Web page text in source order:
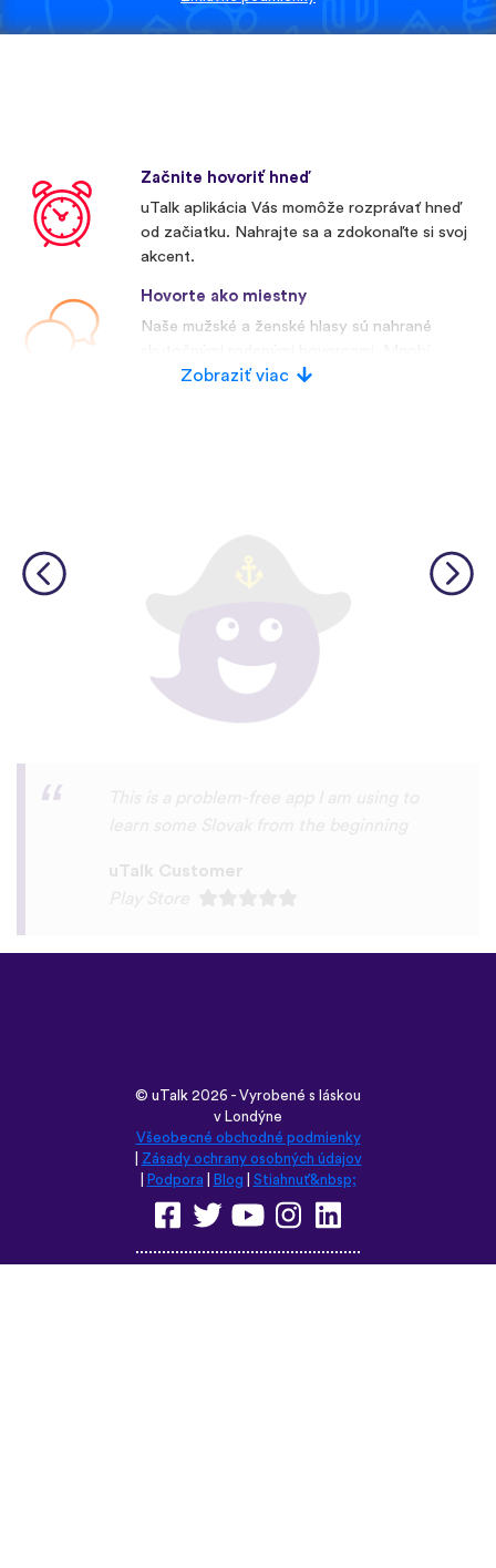
Začnite hovoriť hneď
uTalk aplikácia Vás momôže rozprávať hneď
od začiatku. Nahrajte sa a zdokonaľte si svoj
akcent.
Hovorte ako miestny
Naše mužské a ženské hlasy sú nahrané
konkurenti používajú umelé hlasy.
Zobraziť viac
I love this app! I am learning Serbian,
which is a relatively rare language on
language apps but I’m blown away by how
whatever. The biggest thing, though is the
remember but it’s actually been really
helpful for learning sentence structure and
memorizing multiple vocabulary words in
one go. Overall I love this app, and I’m
grateful that you don’t have to pay to
However, I love this app so much that I